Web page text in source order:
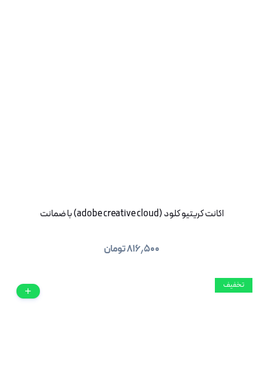
اکانت کریتیو کلود (adobe creative cloud) با ضمانت
۸۱۶٫۵۰۰تومان
تخفیف